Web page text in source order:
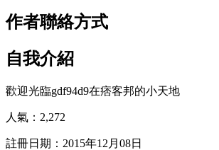
作者聯絡方式
自我介紹
歡迎光臨gdf94d9在痞客邦的小天地
人氣： 2,272
註冊日期： 2015年12月08日